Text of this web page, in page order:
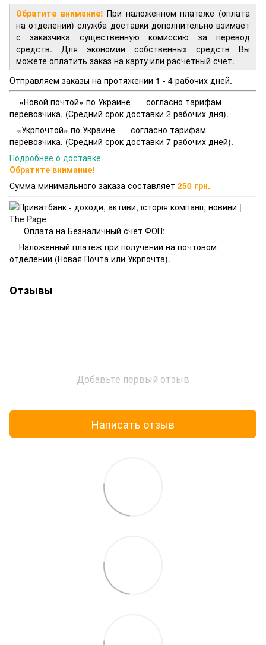
Обратите внимание!При наложенном платеже (оплата
на отделении) служба доставки дополнительно взимает
с заказчика существенную комиссию за перевод
средств. Для экономии собственных средств Вы
можете оплатить заказ на карту или расчетный счет.
Отправляем заказы на протяжении 1 - 4 рабочих дней.
«Новой почтой» по Украине — согласно тарифам
перевозчика. (Средний срок доставки 2 рабочих дня).
«Укрпочтой» по Украине — согласно тарифам
перевозчика. (Средний срок доставки 7 рабочих дней).
Подробнее о доставке
Обратите внимание!
Сумма минимального заказа составляет 250 грн.
Оплата на Безналичный счет ФОП;
Наложенный платеж при получении на почтовом
отделении (Новая Почта или Укрпочта).
Отзывы
Добавьте первый отзыв
Написать отзыв